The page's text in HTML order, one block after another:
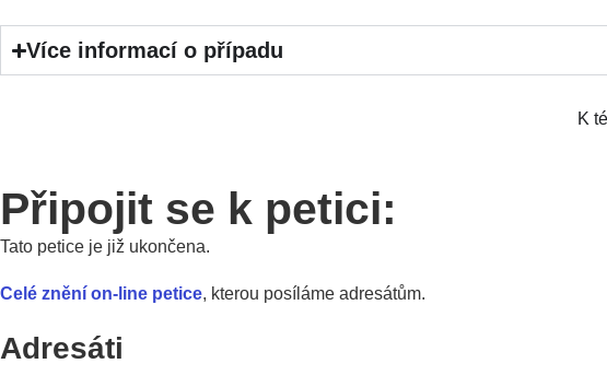
Více informací o případu
K
Připojit se k petici:
Tato petice je již ukončena.
Celé znění on-line petice, kterou posíláme adresátům.
Adresáti